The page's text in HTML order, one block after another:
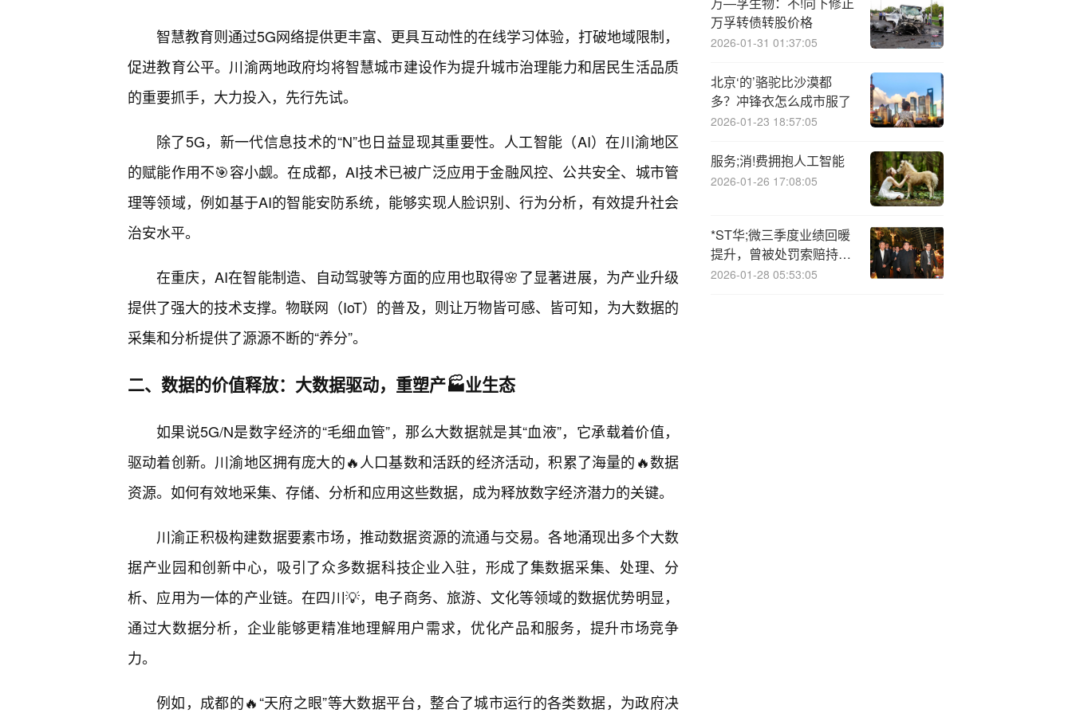
智慧教育则通过5G网络提供更丰富、更具互动性的在线学习体验，打破地域限制，
促进教育公平。川渝两地政府均将智慧城市建设作为提升城市治理能力和居民生活品质
的重要抓手，大力投入，先行先试。
除了5G，新一代信息技术的“N”也日益显现其重要性。人工智能（AI）在川渝地区
的赋能作用不🎯容小觑。在成都，AI技术已被广泛应用于金融风控、公共安全、城市管
理等领域，例如基于AI的智能安防系统，能够实现人脸识别、行为分析，有效提升社会
治安水平。
在重庆，AI在智能制造、自动驾驶等方面的应用也取得🌸了显著进展，为产业升级
提供了强大的技术支撑。物联网（IoT）的普及，则让万物皆可感、皆可知，为大数据的
采集和分析提供了源源不断的“养分”。
二、数据的价值释放：大数据驱动，重塑产🏭业生态
如果说5G/N是数字经济的“毛细血管”，那么大数据就是其“血液”，它承载着价值，
驱动着创新。川渝地区拥有庞大的🔥人口基数和活跃的经济活动，积累了海量的🔥数据
资源。如何有效地采集、存储、分析和应用这些数据，成为释放数字经济潜力的关键。
川渝正积极构建数据要素市场，推动数据资源的流通与交易。各地涌现出多个大数
据产业园和创新中心，吸引了众多数据科技企业入驻，形成了集数据采集、处理、分
析、应用为一体的产业链。在四川💡，电子商务、旅游、文化等领域的数据优势明显，
通过大数据分析，企业能够更精准地理解用户需求，优化产品和服务，提升市场竞争
力。
例如，成都的🔥“天府之眼”等大数据平台，整合了城市运行的各类数据，为政府决
万孚转债转股价格
2026-01-31 01:37:05
北京‘的’骆驼比沙漠都
多？冲锋衣怎么成市服了
2026-01-23 18:57:05
服务;消!费拥抱人工智能
2026-01-26 17:08:05
*ST华;微三季度业绩回暖
提升，曾被处罚索赔持续
征集
2026-01-28 05:53:05